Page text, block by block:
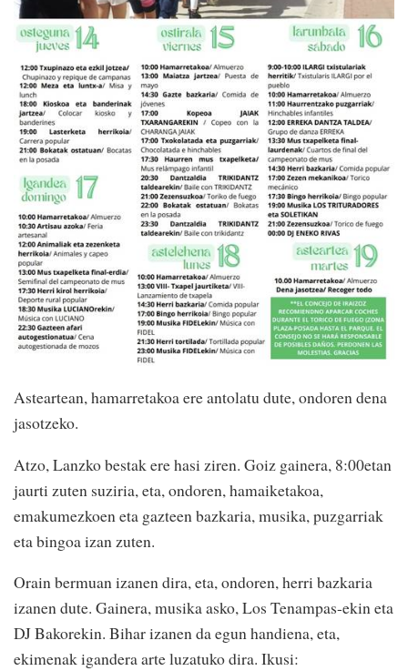
Asteartean, hamarretakoa ere antolatu dute, ondoren dena
jasotzeko.
Atzo, Lanzko bestak ere hasi ziren. Goiz gainera, 8:00etan
jaurti zuten suziria, eta, ondoren, hamaiketakoa,
emakumezkoen eta gazteen bazkaria, musika, puzgarriak
eta bingoa izan zuten.
Orain bermuan izanen dira, eta, ondoren, herri bazkaria
izanen dute. Gainera, musika asko, Los Tenampas-ekin eta
DJ Bakorekin. Bihar izanen da egun handiena, eta,
ekimenak igandera arte luzatuko dira. Ikusi: